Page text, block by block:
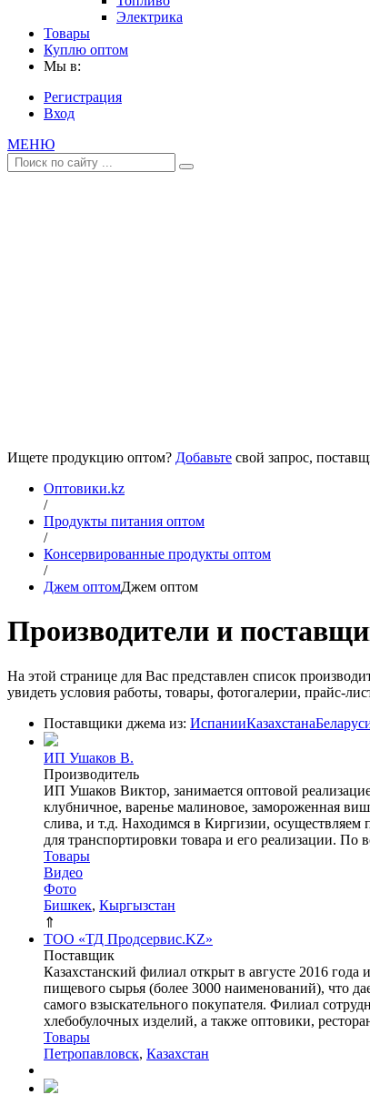
Электрика
Товары
Куплю оптом
Мы в:
Регистрация
Вход
МЕНЮ
Ищете продукцию оптом? Добавьте свой запрос,
Оптовики.kz
/
Продукты питания оптом
/
Консервированные продукты оптом
/
Джем оптомДжем оптом
Производители и
На этой странице для Вас представлен список
увидеть условия работы, товары, фотогалерии, прайс-
Поставщики джема из: ИспанииКазахстана
ИП Ушаков В.
Производитель
ИП Ушаков Виктор, занимается оптовой
клубничное, варенье малиновое, замороженная
слива, и т.д. Находимся в Киргизии,
для транспортировки товара и его реализации. По
Товары
Видео
Фото
Бишкек, Кыргызстан
⇑
ТОО «ТД Продсервис.KZ»
Поставщик
Казахстанский филиал открыт в августе 2016
пищевого сырья (более 3000 наименований), что
самого взыскательного покупателя. Филиал
хлебобулочных изделий, а также оптовики,
Товары
Петропавловск, Казахстан